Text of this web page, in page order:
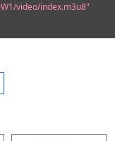
video/index.m3u8"